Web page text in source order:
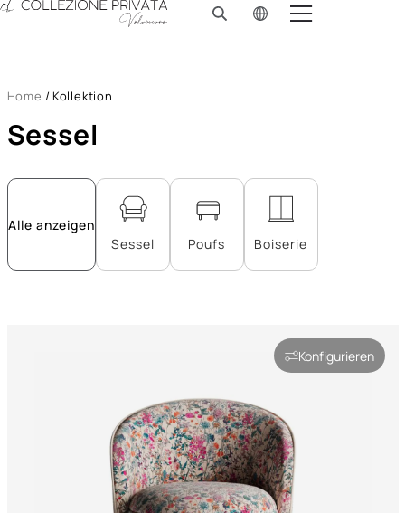
Skip to main content
About
Katalog
Kontakt
Home / Kollektion
Sessel
Alle anzeigen
Sessel
Poufs Boiserie
Konfigurieren